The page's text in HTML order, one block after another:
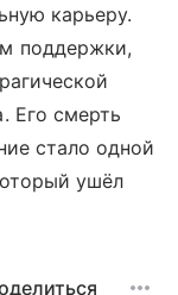
карьеру.
поддержки,
Его смерть
стало одной
ушёл